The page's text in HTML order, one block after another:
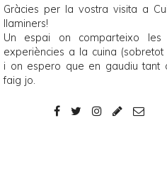
Gràcies per la vostra visita a
llaminers!
Un espai on comparteixo les
experiències a la cuina (sobretot
i on espero que en gaudiu tant
faig jo.